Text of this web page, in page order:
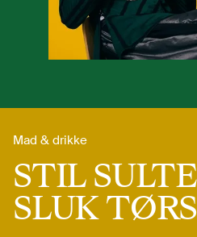
STIL
SLUK
Mad & drikke